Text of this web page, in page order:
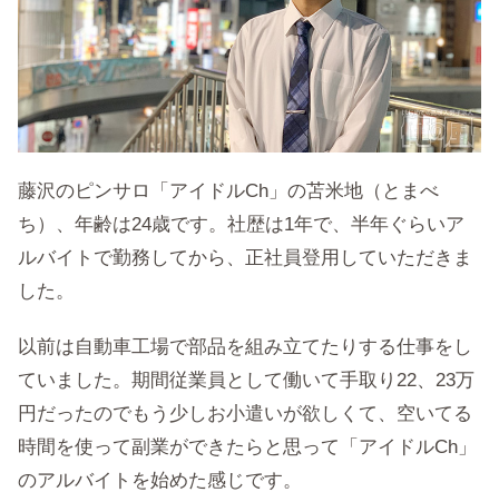
藤沢のピンサロ「アイドルCh」の苫米地（とまべ
ち）、年齢は24歳です。社歴は1年で、半年ぐらいア
ルバイトで勤務してから、正社員登用していただきま
した。
以前は自動車工場で部品を組み立てたりする仕事をし
ていました。期間従業員として働いて手取り22、23万
円だったのでもう少しお小遣いが欲しくて、空いてる
時間を使って副業ができたらと思って「アイドルCh」
のアルバイトを始めた感じです。